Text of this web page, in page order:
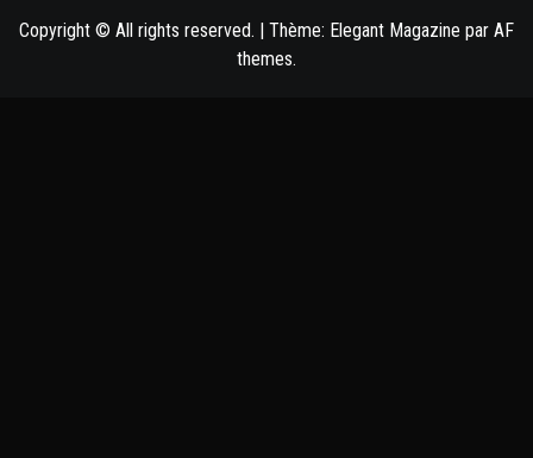
Copyright © All rights reserved. Thème: Elegant Magazine par AF
themes.